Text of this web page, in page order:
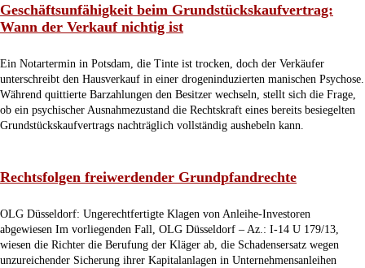
Geschäftsunfähigkeit beim Grundstückskaufvertrag:
Wann der Verkauf nichtig ist
Ein Notartermin in Potsdam, die Tinte ist trocken, doch der Verkäufer
unterschreibt den Hausverkauf in einer drogeninduzierten manischen Psychose.
Während quittierte Barzahlungen den Besitzer wechseln, stellt sich die Frage,
ob ein psychischer Ausnahmezustand die Rechtskraft eines bereits besiegelten
Grundstückskaufvertrags nachträglich vollständig aushebeln kann.
Rechtsfolgen freiwerdender Grundpfandrechte
OLG Düsseldorf: Ungerechtfertigte Klagen von Anleihe-Investoren
abgewiesen Im vorliegenden Fall, OLG Düsseldorf – Az.: I-14 U 179/13,
wiesen die Richter die Berufung der Kläger ab, die Schadensersatz wegen
unzureichender Sicherung ihrer Kapitalanlagen in Unternehmensanleihen